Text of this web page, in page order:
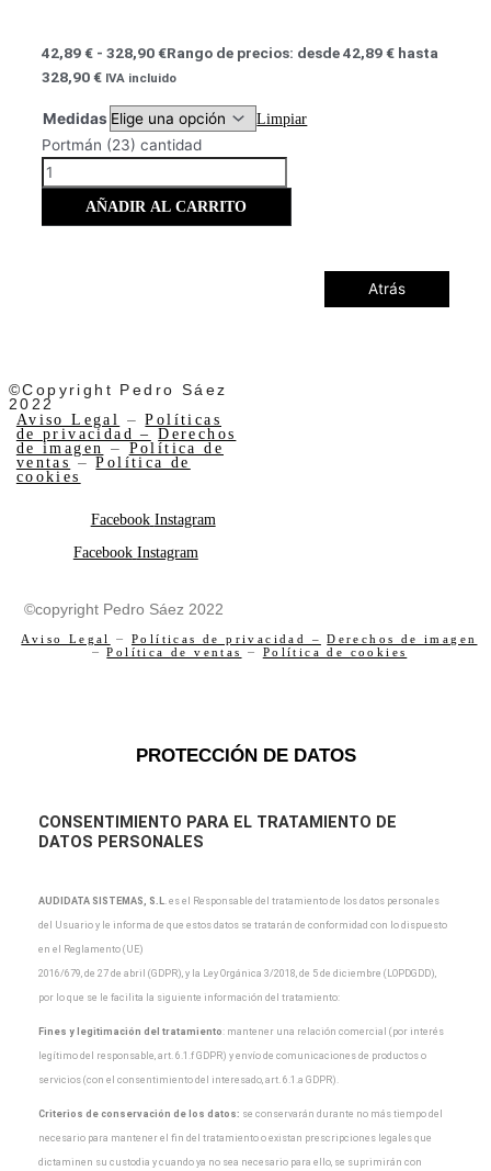
42,89€ - 328,90€Rango de precios: desde 42,89 € hasta
328,90 € IVA incluido
Medidas Limpiar
Portmán (23) cantidad
AÑADIR AL CARRITO
Atrás
©Copyright Pedro Sáez
2022
Aviso Legal –Políticas
de privacidad –
Derechos
de imagen – Política de
ventas –Política de
cookies
Facebook Instagram
Facebook Instagram
©copyright Pedro Sáez 2022
Aviso Legal – Políticas de privacidad –
Derechos de imagen
–Política de ventas – Política de cookies
PROTECCIÓN DE DATOS
CONSENTIMIENTO PARA EL TRATAMIENTO DE
DATOS PERSONALES
AUDIDATA SISTEMAS, S.L es el Responsable del tratamiento de los datos personales
del Usuario y le informa de que estos datos se tratarán de conformidad con lo dispuesto
en el Reglamento (UE)
2016/679, de 27 de abril (GDPR), y la Ley Orgánica 3/2018, de 5 de diciembre (LOPDGDD),
por lo que se le facilita la siguiente información del tratamiento:
Fines y legitimación del tratamiento : mantener una relación comercial (por interés
legítimo del responsable, art. 6.1.f GDPR) y envío de comunicaciones de productos o
servicios (con el consentimiento del interesado, art. 6.1.a GDPR).
Criterios de conservación de los datos: se conservarán durante no más tiempo del
necesario para mantener el fin del tratamiento o existan prescripciones legales que
dictaminen su custodia y cuando ya no sea necesario para ello, se suprimirán con